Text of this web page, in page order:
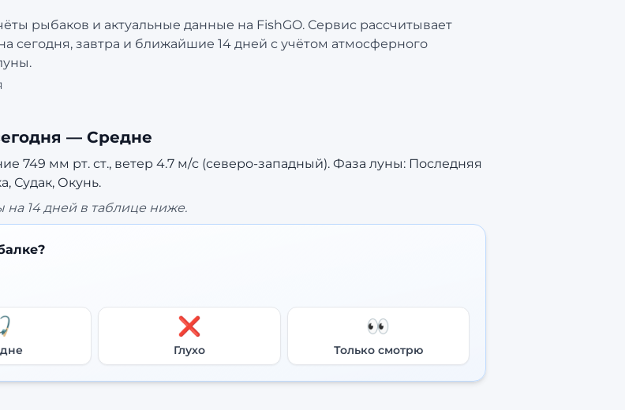
рыбаков и актуальные данные на FishGO. Сервис рассчитывает
сегодня, завтра и ближайшие 14 дней с учётом атмосферного
— Средне
749 мм рт. ст., ветер 4.7 м/с (северо-западный). Фаза луны: Последняя
Судак, Окунь.
14 дней в таблице ниже.
❌
Глухо
👀
Только смотрю